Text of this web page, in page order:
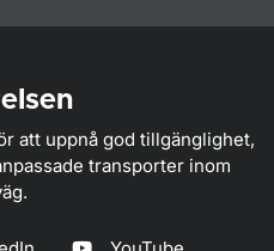
att uppnå god tillgänglighet,
transporter inom